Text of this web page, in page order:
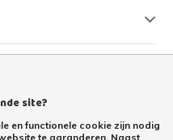
site?
en functionele cookie zijn nodig
te garanderen. Naast